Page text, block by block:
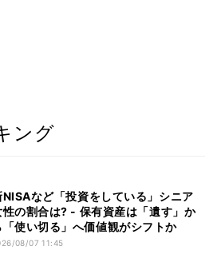
ング
NISAなど「投資をしている」シニア
性の割合は? - 保有資産は「遺す」か
「使い切る」へ価値観がシフトか
08/07 11:45